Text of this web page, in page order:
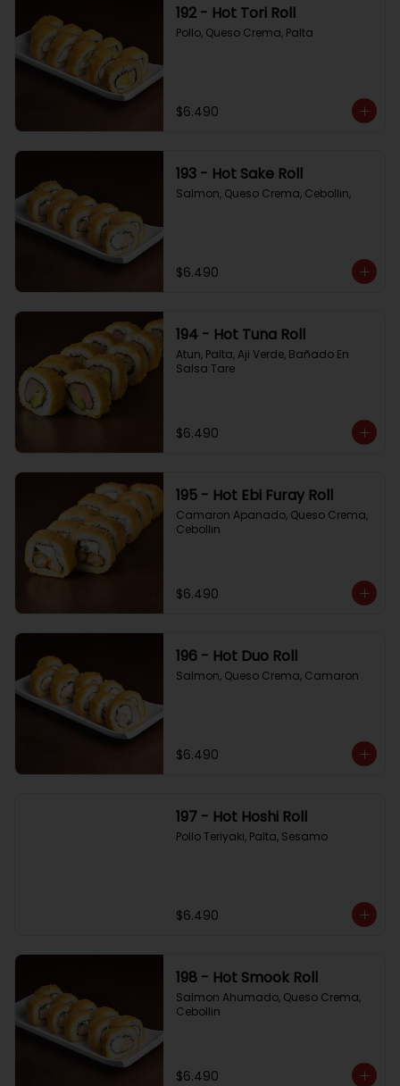
192 - Hot Tori Roll
Pollo, Queso Crema, Palta
$6.490
193 - Hot Sake Roll
Salmon, Queso Crema, Cebollin,
$6.490
194 - Hot Tuna Roll
Atun, Palta, Aji Verde, Bañado En
Salsa Tare
$6.490
195 - Hot Ebi Furay Roll
Camaron Apanado, Queso Crema,
Cebollin
$6.490
196 - Hot Duo Roll
Salmon, Queso Crema, Camaron
$6.490
197 - Hot Hoshi Roll
Pollo Teriyaki, Palta, Sesamo
$6.490
198 - Hot Smook Roll
Salmon Ahumado, Queso Crema,
Cebollin
$6.490